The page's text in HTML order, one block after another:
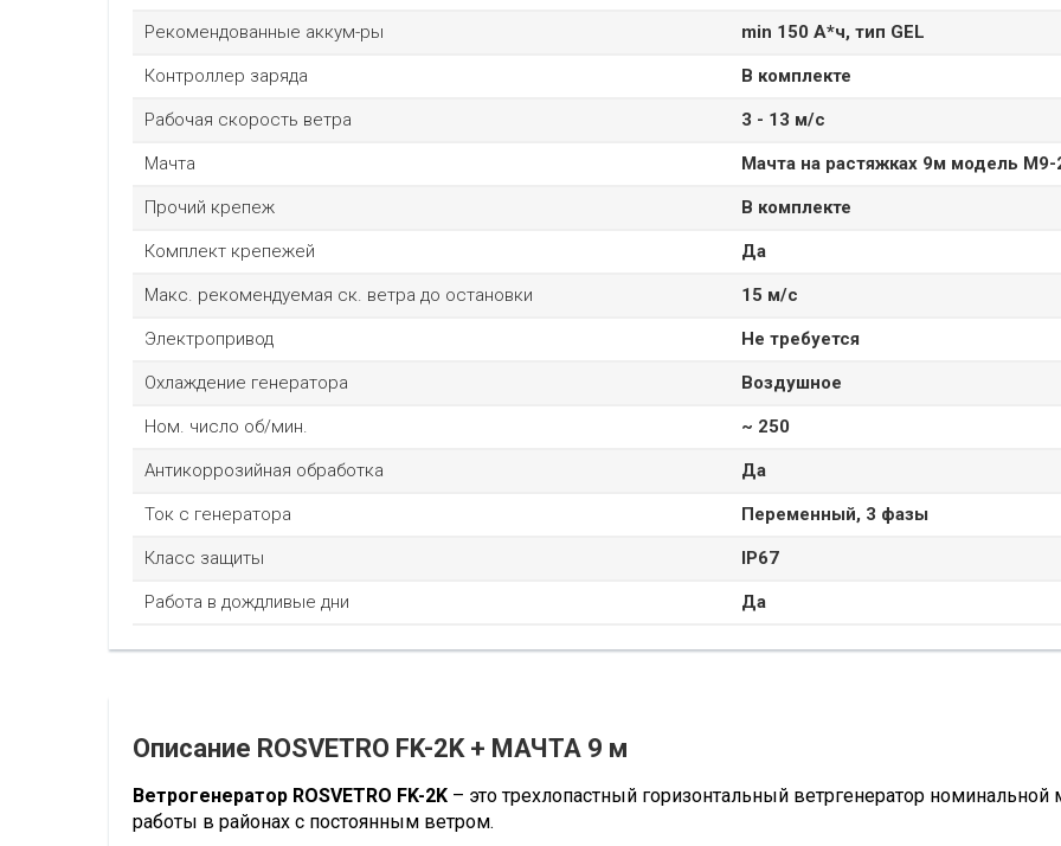
Рекомендованные аккум-ры min 150 А*ч, тип GEL
Контроллер заряда В комплекте
Рабочая скорость ветра 3 - 13 м/с
Мачта Мачта на растяжках 9м модель M9-
Прочий крепеж В комплекте
Комплект крепежей Да
Макс. рекомендуемая ск. ветра до остановки 15 м/с
Электропривод Не требуется
Охлаждение генератора Воздушное
Ном. число об/мин. ~ 250
Антикоррозийная обработка Да
Ток с генератора Переменный, 3 фазы
Класс защиты IP67
Работа в дождливые дни Да
Описание ROSVETRO FK-2K + МАЧТА 9 м
Ветрогенератор ROSVETRO FK-2K – это трехлопастный горизонтальный ветргенератор
работы в районах с постоянным ветром.